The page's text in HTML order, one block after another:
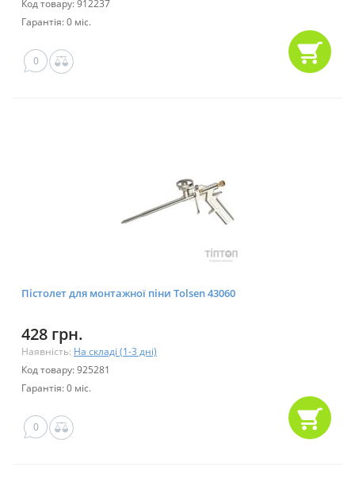
Код товару: 912237
Гарантія: 0 міс.
0
Пістолет для монтажної піни Tolsen 43060
428 грн.
Наявність: На складі (1-3 дні)
Код товару: 925281
Гарантія: 0 міс.
0